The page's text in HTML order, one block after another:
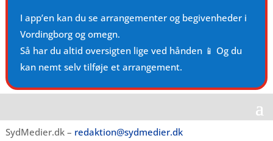
I app’en kan du se arrangementer og begivenheder i
Vordingborg og omegn.
Så har du altid oversigten lige ved hånden 📱 Og du
kan nemt selv tilføje et arrangement.
SydMedier.dk – redaktion@sydmedier.dk